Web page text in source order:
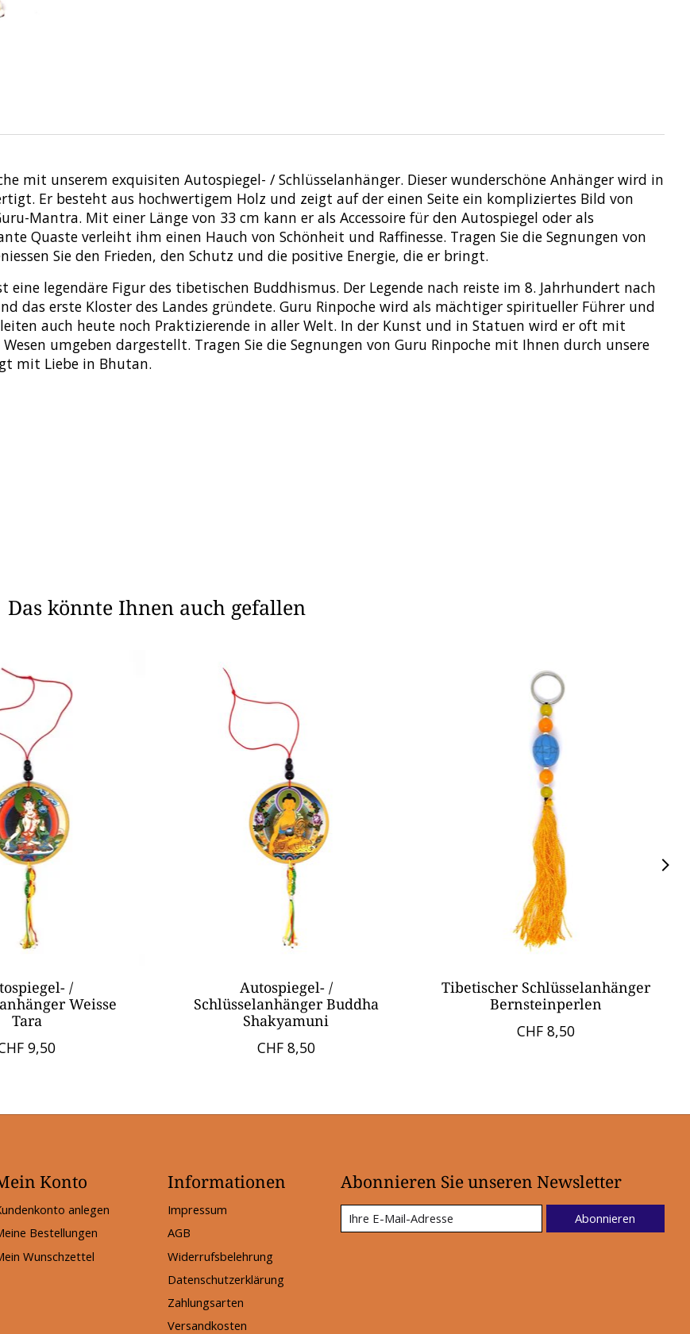
mit unserem exquisiten Autospiegel- / Schlüsselanhänger. Dieser wunderschöne Anhänger wird in
Er besteht aus hochwertigem Holz und zeigt auf der einen Seite ein kompliziertes Bild von
Mantra. Mit einer Länge von 33 cm kann er als Accessoire für den Autospiegel oder als
Quaste verleiht ihm einen Hauch von Schönheit und Raffinesse. Tragen Sie die Segnungen von
Sie den Frieden, den Schutz und die positive Energie, die er bringt.
legendäre Figur des tibetischen Buddhismus. Der Legende nach reiste im 8. Jahrhundert nach
das erste Kloster des Landes gründete. Guru Rinpoche wird als mächtiger spiritueller Führer und
auch heute noch Praktizierende in aller Welt. In der Kunst und in Statuen wird er oft mit
umgeben dargestellt. Tragen Sie die Segnungen von Guru Rinpoche mit Ihnen durch unsere
mit Liebe in Bhutan.
Das könnte Ihnen auch gefallen
/
Weisse
Tara
9,50
Autospiegel- /
Schlüsselanhänger Buddha
Shakyamuni
CHF 8,50
Tibetischer Schlüsselanhänger
Bernsteinperlen
CHF 8,50
Konto
anlegen
Bestellungen
Wunschzettel
Informationen
Impressum
AGB
Widerrufsbelehrung
Datenschutzerklärung
Zahlungsarten
Versandkosten
Abonnieren Sie unseren Newsletter
Abonnieren